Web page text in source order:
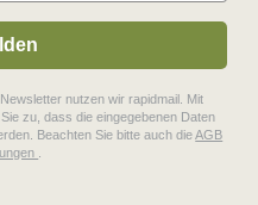
nutzen wir rapidmail. Mit
zu, dass die eingegebenen Daten
Beachten Sie bitte auch dieAGB